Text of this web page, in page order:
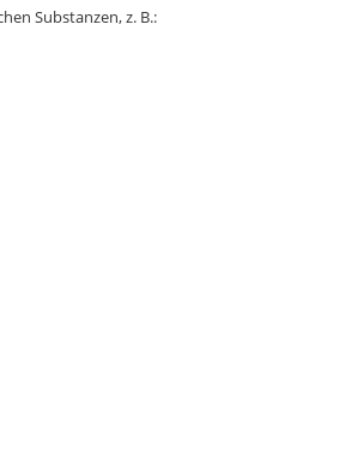
Substanzen, z. B.: